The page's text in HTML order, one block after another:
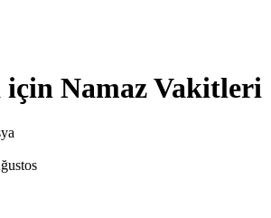
için Namaz Vakitleri